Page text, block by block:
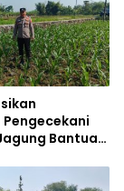
Bantuan